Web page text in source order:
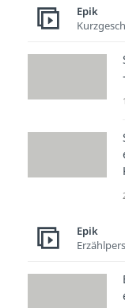
es
da
Epik
Epik